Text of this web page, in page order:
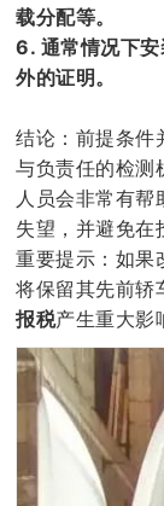
载分配等。
6. 通常情况下
外的证明。
结论：前提条件
与负责任的检测
人员会非常有
失望，并避免在
重要提示：如果
将保留其先前轿
报税产生重大影